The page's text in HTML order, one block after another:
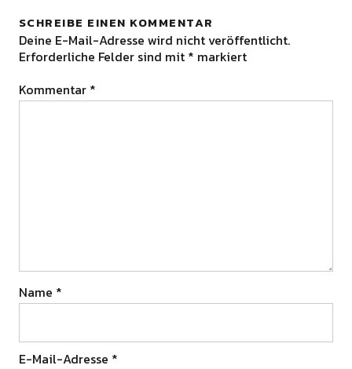
SCHREIBE EINEN KOMMENTAR
Deine E-Mail-Adresse wird nicht veröffentlicht.
Erforderliche Felder sind mit * markiert
Kommentar *
Name *
E-Mail-Adresse *